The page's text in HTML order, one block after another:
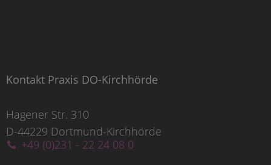
Kontakt Praxis DO-Kirchhörde
Hagener Str. 310
D-44229 Dortmund-Kirchhörde
+49 (0)231 - 22 24 08 0